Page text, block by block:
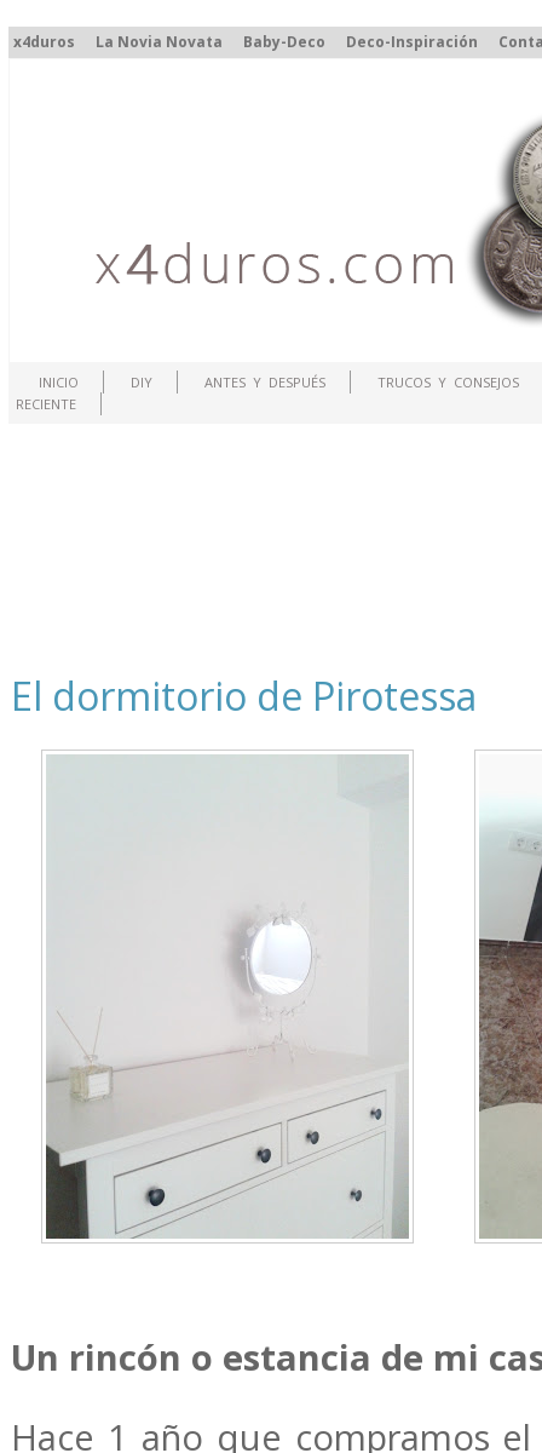
x4duros La Novia Novata Baby-Deco Deco-Inspiración
INICIO DIY ANTES Y DESPUÉS
TRUCOS Y CONSEJOS
RECIENTE
El dormitorio de Pirotessa
Un rincón o estancia de mi
Hace 1 año que compramos